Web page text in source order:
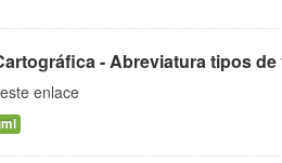
- Abreviatura tipos de
enlace